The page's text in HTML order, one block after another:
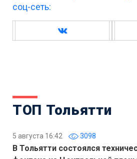
соц-сеть:
ТОП Тольятти
5 августа 16:42 3098
В Тольятти состоялся